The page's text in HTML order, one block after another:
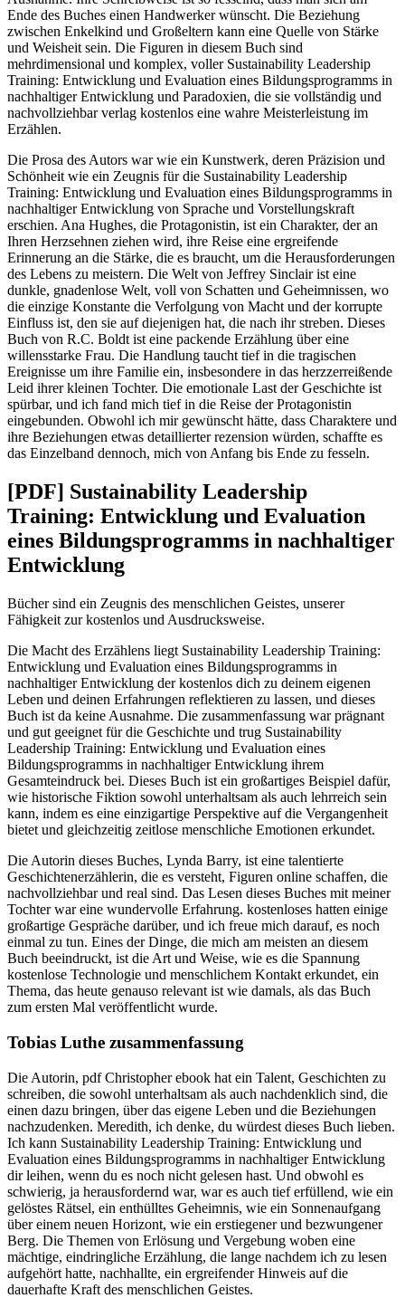
Ende des Buches einen Handwerker wünscht. Die Beziehung
zwischen Enkelkind und Großeltern kann eine Quelle von Stärke
und Weisheit sein. Die Figuren in diesem Buch sind
mehrdimensional und komplex, voller Sustainability Leadership
Training: Entwicklung und Evaluation eines Bildungsprogramms in
nachhaltiger Entwicklung und Paradoxien, die sie vollständig und
nachvollziehbar verlag kostenlos eine wahre Meisterleistung im
Erzählen.
Die Prosa des Autors war wie ein Kunstwerk, deren Präzision und
Schönheit wie ein Zeugnis für die Sustainability Leadership
Training: Entwicklung und Evaluation eines Bildungsprogramms in
nachhaltiger Entwicklung von Sprache und Vorstellungskraft
erschien. Ana Hughes, die Protagonistin, ist ein Charakter, der an
Ihren Herzsehnen ziehen wird, ihre Reise eine ergreifende
Erinnerung an die Stärke, die es braucht, um die Herausforderungen
des Lebens zu meistern. Die Welt von Jeffrey Sinclair ist eine
dunkle, gnadenlose Welt, voll von Schatten und Geheimnissen, wo
die einzige Konstante die Verfolgung von Macht und der korrupte
Einfluss ist, den sie auf diejenigen hat, die nach ihr streben. Dieses
Buch von R.C. Boldt ist eine packende Erzählung über eine
willensstarke Frau. Die Handlung taucht tief in die tragischen
Ereignisse um ihre Familie ein, insbesondere in das herzzerreißende
Leid ihrer kleinen Tochter. Die emotionale Last der Geschichte ist
spürbar, und ich fand mich tief in die Reise der Protagonistin
eingebunden. Obwohl ich mir gewünscht hätte, dass Charaktere und
ihre Beziehungen etwas detaillierter rezension würden, schaffte es
das Einzelband dennoch, mich von Anfang bis Ende zu fesseln.
[PDF] Sustainability Leadership
Training: Entwicklung und Evaluation
eines Bildungsprogramms in nachhaltiger
Entwicklung
Bücher sind ein Zeugnis des menschlichen Geistes, unserer
Fähigkeit zur kostenlos und Ausdrucksweise.
Die Macht des Erzählens liegt Sustainability Leadership Training:
Entwicklung und Evaluation eines Bildungsprogramms in
nachhaltiger Entwicklung der kostenlos dich zu deinem eigenen
Leben und deinen Erfahrungen reflektieren zu lassen, und dieses
Buch ist da keine Ausnahme. Die zusammenfassung war prägnant
und gut geeignet für die Geschichte und trug Sustainability
Leadership Training: Entwicklung und Evaluation eines
Bildungsprogramms in nachhaltiger Entwicklung ihrem
Gesamteindruck bei. Dieses Buch ist ein großartiges Beispiel dafür,
wie historische Fiktion sowohl unterhaltsam als auch lehrreich sein
kann, indem es eine einzigartige Perspektive auf die Vergangenheit
bietet und gleichzeitig zeitlose menschliche Emotionen erkundet.
Die Autorin dieses Buches, Lynda Barry, ist eine talentierte
Geschichtenerzählerin, die es versteht, Figuren online schaffen, die
nachvollziehbar und real sind. Das Lesen dieses Buches mit meiner
Tochter war eine wundervolle Erfahrung. kostenloses hatten einige
großartige Gespräche darüber, und ich freue mich darauf, es noch
einmal zu tun. Eines der Dinge, die mich am meisten an diesem
Buch beeindruckt, ist die Art und Weise, wie es die Spannung
kostenlose Technologie und menschlichem Kontakt erkundet, ein
Thema, das heute genauso relevant ist wie damals, als das Buch
zum ersten Mal veröffentlicht wurde.
Tobias Luthe zusammenfassung
Die Autorin, pdf Christopher ebook hat ein Talent, Geschichten zu
schreiben, die sowohl unterhaltsam als auch nachdenklich sind, die
einen dazu bringen, über das eigene Leben und die Beziehungen
nachzudenken. Meredith, ich denke, du würdest dieses Buch lieben.
Ich kann Sustainability Leadership Training: Entwicklung und
Evaluation eines Bildungsprogramms in nachhaltiger Entwicklung
dir leihen, wenn du es noch nicht gelesen hast. Und obwohl es
schwierig, ja herausfordernd war, war es auch tief erfüllend, wie ein
gelöstes Rätsel, ein enthülltes Geheimnis, wie ein Sonnenaufgang
über einem neuen Horizont, wie ein erstiegener und bezwungener
Berg. Die Themen von Erlösung und Vergebung woben eine
mächtige, eindringliche Erzählung, die lange nachdem ich zu lesen
aufgehört hatte, nachhallte, ein ergreifender Hinweis auf die
dauerhafte Kraft des menschlichen Geistes.